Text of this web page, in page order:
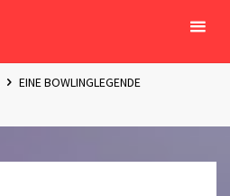
EINE BOWLINGLEGENDE